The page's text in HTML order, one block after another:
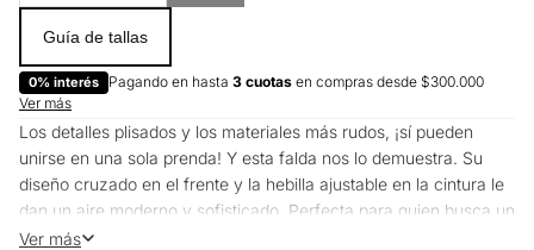
Guía de tallas
0% interés Pagando en hasta 3 cuotas en compras desde $300.000
Ver más
Los detalles plisados y los materiales más rudos, ¡sí pueden
unirse en una sola prenda! Y esta falda nos lo demuestra. Su
diseño cruzado en el frente y la hebilla ajustable en la cintura le
dan un aire moderno y sofisticado. Perfecta para quien busca un
look que combina lo clásico con un toque de rebeldía.
Ver más